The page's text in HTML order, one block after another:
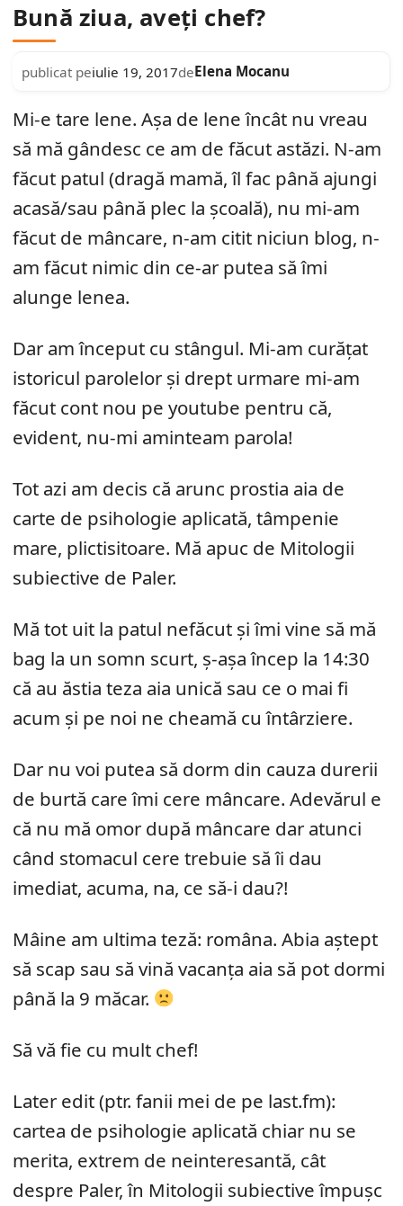
Bună ziua, aveţi chef?
publicat peiulie 19, 2017deElena Mocanu
Mi-e tare lene. Aşa de lene încât nu vreau
să mă gândesc ce am de făcut astăzi. N-am
făcut patul (dragă mamă, îl fac până ajungi
acasă/sau până plec la şcoală), nu mi-am
făcut de mâncare, n-am citit niciun blog, n-
am făcut nimic din ce-ar putea să îmi
alunge lenea.
Dar am început cu stângul. Mi-am curăţat
istoricul parolelor şi drept urmare mi-am
făcut cont nou pe youtube pentru că,
evident, nu-mi aminteam parola!
Tot azi am decis că arunc prostia aia de
carte de psihologie aplicată, tâmpenie
mare, plictisitoare. Mă apuc de Mitologii
subiective de Paler.
Mă tot uit la patul nefăcut şi îmi vine să mă
bag la un somn scurt, ş-aşa încep la 14:30
că au ăstia teza aia unică sau ce o mai fi
acum şi pe noi ne cheamă cu întârziere.
Dar nu voi putea să dorm din cauza durerii
de burtă care îmi cere mâncare. Adevărul e
că nu mă omor după mâncare dar atunci
când stomacul cere trebuie să îi dau
imediat, acuma, na, ce să-i dau?!
Mâine am ultima teză: româna. Abia aştept
să scap sau să vină vacanţa aia să pot dormi
până la 9 măcar.
Să vă fie cu mult chef!
Later edit (ptr. fanii mei de pe last.fm):
cartea de psihologie aplicată chiar nu se
merita, extrem de neinteresantă, cât
despre Paler, în Mitologii subiective împuşc